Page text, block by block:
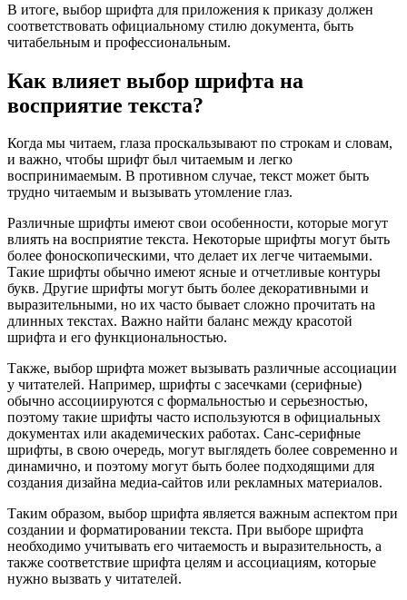
В итоге, выбор шрифта для приложения к приказу должен
соответствовать официальному стилю документа, быть
читабельным и профессиональным.
Как влияет выбор шрифта на
восприятие текста?
Когда мы читаем, глаза проскальзывают по строкам и словам,
и важно, чтобы шрифт был читаемым и легко
воспринимаемым. В противном случае, текст может быть
трудно читаемым и вызывать утомление глаз.
Различные шрифты имеют свои особенности, которые могут
влиять на восприятие текста. Некоторые шрифты могут быть
более фоноскопическими, что делает их легче читаемыми.
Такие шрифты обычно имеют ясные и отчетливые контуры
букв. Другие шрифты могут быть более декоративными и
выразительными, но их часто бывает сложно прочитать на
длинных текстах. Важно найти баланс между красотой
шрифта и его функциональностью.
Также, выбор шрифта может вызывать различные ассоциации
у читателей. Например, шрифты с засечками (серифные)
обычно ассоциируются с формальностью и серьезностью,
поэтому такие шрифты часто используются в официальных
документах или академических работах. Санс-серифные
шрифты, в свою очередь, могут выглядеть более современно и
динамично, и поэтому могут быть более подходящими для
создания дизайна медиа-сайтов или рекламных материалов.
Таким образом, выбор шрифта является важным аспектом при
создании и форматировании текста. При выборе шрифта
необходимо учитывать его читаемость и выразительность, а
также соответствие шрифта целям и ассоциациям, которые
нужно вызвать у читателей.